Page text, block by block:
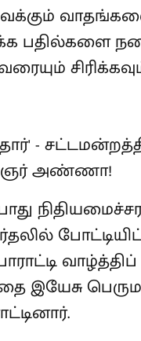
பதில்களை
சிரிக்கவும்,
வாழ்த்திப்
இயேசு